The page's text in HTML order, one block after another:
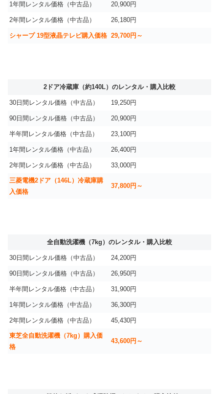
1年間レンタル価格（中古品） 20,900円
2年間レンタル価格（中古品） 26,180円
シャープ 19型液晶テレビ購入価格 29,700円～
2ドア冷蔵庫（約140L）のレンタル・購入比較
30日間レンタル価格（中古品） 19,250円
90日間レンタル価格（中古品） 20,900円
半年間レンタル価格（中古品） 23,100円
1年間レンタル価格（中古品） 26,400円
2年間レンタル価格（中古品） 33,000円
三菱電機2ドア（146L）冷蔵庫購
入価格
37,800円～
全自動洗濯機（7kg）のレンタル・購入比較
30日間レンタル価格（中古品） 24,200円
90日間レンタル価格（中古品） 26,950円
半年間レンタル価格（中古品） 31,900円
1年間レンタル価格（中古品） 36,300円
2年間レンタル価格（中古品） 45,430円
東芝全自動洗濯機（7kg）購入価
格
43,600円～